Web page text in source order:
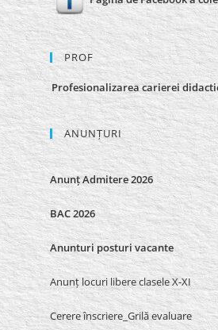
PROF
Profesionalizarea carierei
ANUNȚURI
Anunț Admitere 2026
BAC 2026
Anunturi posturi vacante
Anunț locuri libere clasele X-XI
Cerere înscriere_Grilă evaluare